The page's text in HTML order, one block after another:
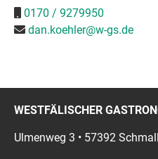
0170 / 9279950
dan.koehler@w-gs.de
WESTFÄLISCHER
Ulmenweg 3 • 57392